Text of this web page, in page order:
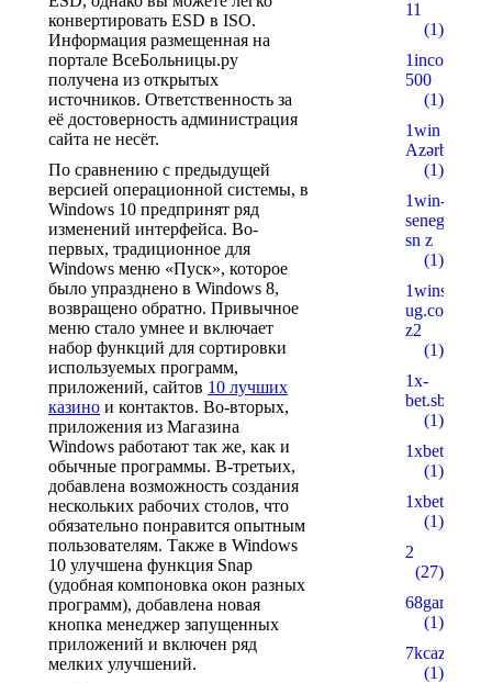
конвертировать ESD в ISO.
Информация размещенная на
портале ВсеБольницы.ру
получена из открытых
источников. Ответственность за
её достоверность администрация
сайта не несёт.
По сравнению с предыдущей
версией операционной системы, в
Windows 10 предпринят ряд
изменений интерфейса. Во-
первых, традиционное для
Windows меню «Пуск», которое
было упразднено в Windows 8,
возвращено обратно. Привычное
меню стало умнее и включает
набор функций для сортировки
используемых программ,
приложений, сайтов 10 лучших
казино и контактов. Во-вторых,
приложения из Магазина
Windows работают так же, как и
обычные программы. В-третьих,
добавлена возможность создания
нескольких рабочих столов, что
обязательно понравится опытным
пользователям. Также в Windows
10 улучшена функция Snap
(удобная компоновка окон разных
программ), добавлена новая
кнопка менеджер запущенных
приложений и включен ряд
мелких улучшений.
11
(1)
1incom.ru
500
(1)
1win
Azərbaycan
(1)
1win-
sn z
(1)
1wins-
ug.com
z2
(1)
1x-
bet.sbs
(1)
(1)
(1)
2
(27)
(1)
7kcazino.co
(1)